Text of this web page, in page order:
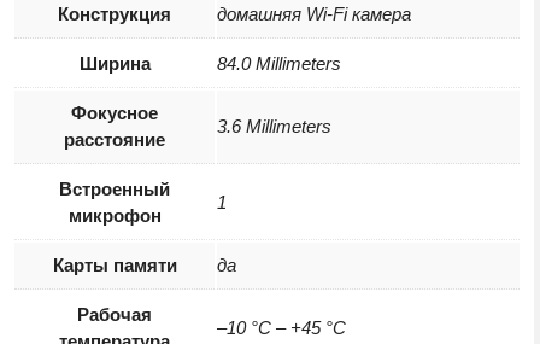
Конструкция домашняя Wi-Fi камера
Ширина 84.0 Millimeters
Фокусное
расстояние
3.6 Millimeters
Встроенный
микрофон
1
Карты памяти да
Рабочая
–10 °C – +45 °C